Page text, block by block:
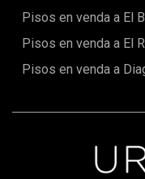
Pisos en venda a El
Pisos en venda a El
Pisos en venda a